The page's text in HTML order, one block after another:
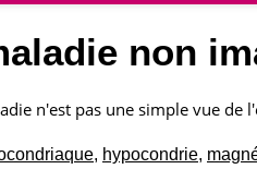
non
n'est pas une simple vue
, hypocondrie,